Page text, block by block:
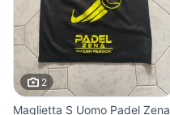
2
Maglietta S Uomo Padel Zena